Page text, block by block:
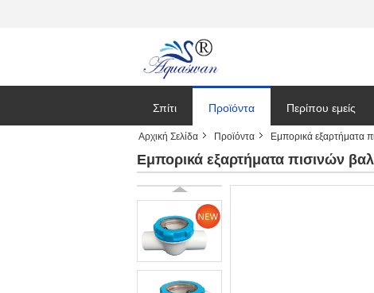
Σπίτι Προϊόντα Περίπου εμείς
Ειδήσεις
Αρχική Σελίδα Προϊόντα Εμπορικά εξαρτήματα
Εμπορικά εξαρτήματα πισινών